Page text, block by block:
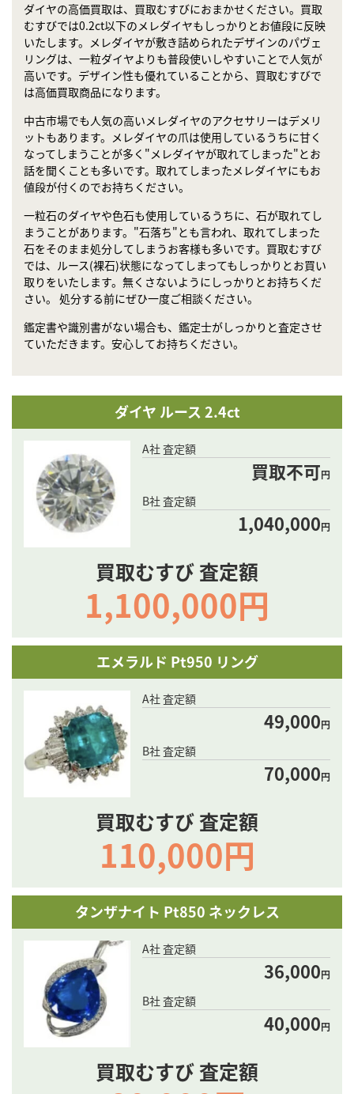
ダイヤの高価買取は、買取むすびにおまかせください。買取
むすびでは0.2ct以下のメレダイヤもしっかりとお値段に反映
いたします。メレダイヤが敷き詰められたデザインのパヴェ
リングは、一粒ダイヤよりも普段使いしやすいことで人気が
高いです。デザイン性も優れていることから、買取むすびで
は高価買取商品になります。
中古市場でも人気の高いメレダイヤのアクセサリーはデメリ
ットもあります。メレダイヤの爪は使用しているうちに甘く
なってしまうことが多く"メレダイヤが取れてしまった"とお
話を聞くことも多いです。取れてしまったメレダイヤにもお
値段が付くのでお持ちください。
一粒石のダイヤや色石も使用しているうちに、石が取れてし
まうことがあります。"石落ち"とも言われ、取れてしまった
石をそのまま処分してしまうお客様も多いです。買取むすび
では、ルース(裸石)状態になってしまってもしっかりとお買い
取りをいたします。無くさないようにしっかりとお持ちくだ
さい。 処分する前にぜひ一度ご相談ください。
鑑定書や識別書がない場合も、鑑定士がしっかりと査定させ
ていただきます。安心してお持ちください。
ダイヤ ルース 2.4ct
A社 査定額
買取不可円
B社 査定額
1,040,000円
買取むすび 査定額
1,100,000円
エメラルド Pt950 リング
A社 査定額
49,000円
B社 査定額
70,000円
買取むすび 査定額
110,000円
タンザナイト Pt850 ネックレス
A社 査定額
36,000円
B社 査定額
40,000円
買取むすび 査定額